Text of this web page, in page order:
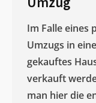
Im Falle eines
Umzugs in
gekauftes
verkauft
man hier die